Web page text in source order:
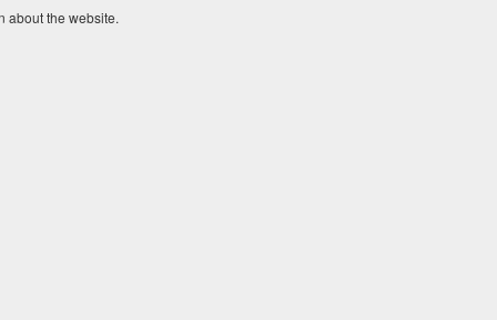
about the website.